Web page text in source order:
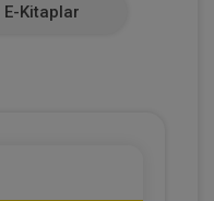
E-Kitaplar